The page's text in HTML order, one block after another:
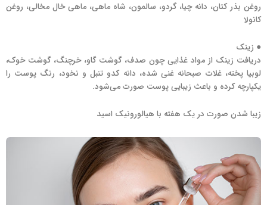
روغن بذر کتان، دانه چیا، گردو، سالمون، شاه ماهی، ماهی خال مخالی، روغن
کانولا
● زینک
دریافت زینک از مواد غذایی چون صدف، گوشت گاو، خرچنگ، گوشت خوک،
لوبیا پخته، غلات صبحانه غنی شده، دانه کدو تنبل و نخود، رنگ پوست را
یکپارچه کرده و باعث زیبایی پوست صورت می‌شود.
زیبا شدن صورت در یک هفته با هیالورونیک اسید